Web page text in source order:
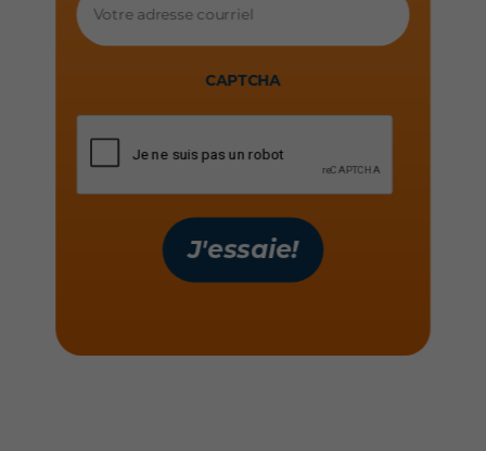
adresse
CAPTCHA